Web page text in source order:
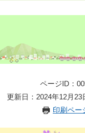
ページID：
更新日：2024年12月23
印刷ペー